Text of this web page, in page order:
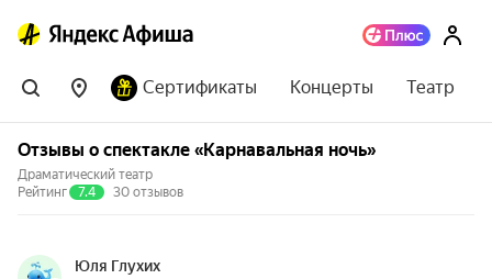
Сертификаты Концерты Театр
Отзывы о спектакле «Карнавальная ночь»
Драматический театр
Рейтинг
7.4 30 отзывов
Юля Глухих